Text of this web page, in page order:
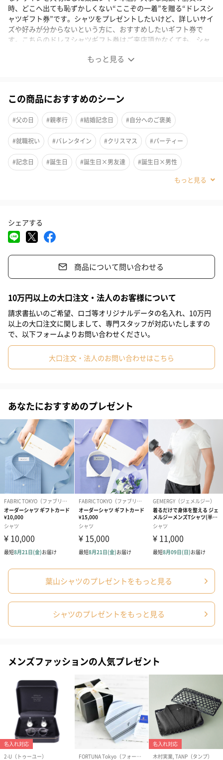
もっと見る
時、どこへ出ても恥ずかしくない“ここぞの一着”を贈る“ドレスシ
ャツギフト券”です。シャツをプレゼントしたいけど、詳しいサイ
ズや好みが分からないという方に、おすすめしたいギフト券で
す。こちらのドレスシャツギフト券はご来店頂かなくても、シャ
文化の葉山町、御用邸前に本店を構える葉山シャツ本店。
生地は最高峰を求め、こだわり続けるシルエットとディテールを
匠の技でお仕立てしています。
シャツを末永く着ていただきたいという想いから、着るほどに良
さが分かるといわれる最高品質のエジプトGIZA綿140番手を使用
しています。
さまざまな体型に対応するサイズ展開
顧客500名のサイズデータを基に検証したのち考案された、葉山シ
ャツ独自のサイズ展開。
さまざまな悩みを解決する豊富なサイズ展開です。
る”ことを高いレベルで実現したデザインです。
職人仕立てのドレスシャツ
熟練のオーダーシャツ職人が一枚一枚シャツを仕立てることで、
その端正な顔立ちは、葉山シャツが目指す最高のクオリティを実
現します。
桐箱でよりいっそう特別感のある贈り物に
桐箱オプション（有料:2200円税込）を選択の場合、商品を桐箱に
入れてお届けします。
桐箱ラッピングをご希望のお客様は【桐箱有り】をご選択くださ
※こちらのギフト券はオーダーシャツお仕立券とは異なりますの
※こちらのギフト券でお引替えいただくシャツは、葉山シャツド
レスシャツの豊富なサイズ展開の中から、お客様に一番近いサイ
ズのシャツをお届けいたします。
※シャツお届け時、通常は布ラッピングにてお届けいたしており
ます。
この商品におすすめのシーン
#父の日 #親孝行 #結婚記念日 #自分へのご褒美
#就職祝い #バレンタイン #クリスマス #パーティー
#記念日 #誕生日 #誕生日×男友達 #誕生日×男性
#誕生日×彼氏
#お祝い
#出産内祝い
#弟 #男子高校生 #親戚男性
#男子大学生 #同僚男性 #上司男性 #女友達 #50代
#40代 #30代 #20代後半 #20代前半
シェアする
商品について問い合わせる
10万円以上の大口注文・法人のお客様について
請求書払いのご希望、ロゴ等オリジナルデータの名入れ、10万円
以上の大口注文に関しまして、専門スタッフが対応いたしますの
で、以下フォームよりお問い合わせください。
大口注文・法人のお問い合わせはこちら
あなたにおすすめのプレゼント
葉山シャツのプレゼントをもっと見る
シャツのプレゼントをもっと見る
メンズファッションの人気プレゼント